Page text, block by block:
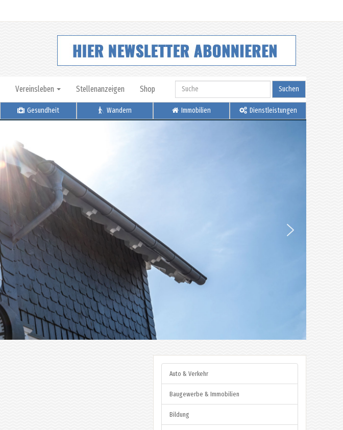
Vereinsleben Stellenanzeigen Shop Suchen
Gesundheit Wandern Immobilien Dienstleistungen
Auto & Verkehr
Baugewerbe & Immobilien
Bildung